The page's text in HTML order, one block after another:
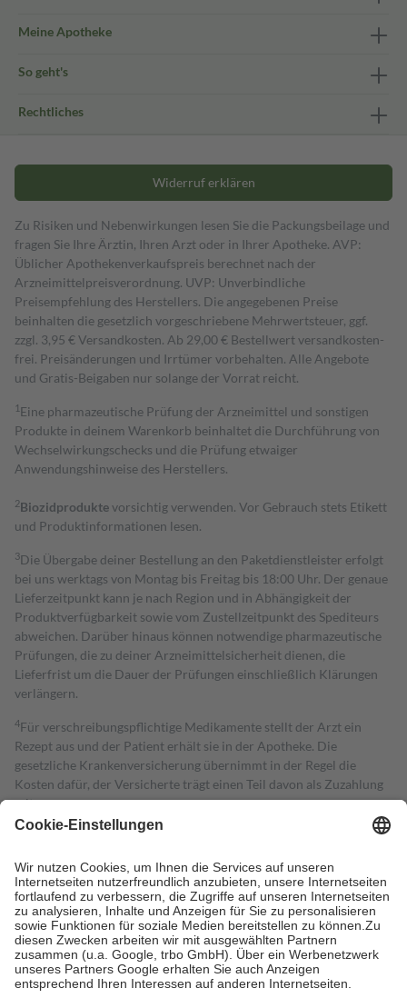
Meine Apotheke
So geht's
Rechtliches
Widerruf erklären
Zu Risiken und Nebenwirkungen lesen Sie die Packungsbeilage und
fragen Sie Ihre Ärztin, Ihren Arzt oder in Ihrer Apotheke. AVP:
Üblicher Apothekenverkaufspreis berechnet nach der
Arzneimittelpreisverordnung. UVP: Unverbindliche
Preisempfehlung des Herstellers. Die angegebenen Preise
beinhalten die gesetzlich vorgeschriebene Mehrwertsteuer, ggf.
zzgl. 3,95 € Versandkosten. Ab 29,00 € Bestell­wert versand­kosten­
frei. Preisänderungen und Irrtümer vorbehalten. Alle Angebote
und Gratis-Beigaben nur solange der Vorrat reicht.
1 Eine pharmazeutische Prüfung der Arzneimittel und sonstigen
Produkte in deinem Warenkorb beinhaltet die Durchführung von
Wechselwirkungschecks und die Prüfung etwaiger
Anwendungshinweise des Herstellers.
2Biozidproduktevorsichtig verwenden. Vor Gebrauch stets Etikett
und Produktinformationen lesen.
3Die Übergabe deiner Bestellung an den Paketdienstleister erfolgt
bei uns werktags von Montag bis Freitag bis 18:00 Uhr. Der genaue
Lieferzeitpunkt kann je nach Region und in Abhängigkeit der
Produktverfügbarkeit sowie vom Zustellzeitpunkt des Spediteurs
abweichen. Darüber hinaus können notwendige pharmazeutische
Prüfungen, die zu deiner Arzneimittelsicherheit dienen, die
Lieferfrist um die Dauer der Prüfungen einschließlich Klärungen
verlängern.
4Für verschreibungspflichtige Medikamente stellt der Arzt ein
Rezept aus und der Patient erhält sie in der Apotheke. Die
gesetzliche Krankenversicherung übernimmt in der Regel die
Kosten dafür, der Versicherte trägt einen Teil davon als Zuzahlung
mit.
Grundsätzlich leisten Mitglieder Zuzahlungen in Höhe von zehn
höchstens zehn Euro.
Es sind jedoch nie mehr als die tatsächlichen
Kosten der Leistung zu entrichten.
Diese Regeln gelten grundsätzlich auch für Online-Apotheken.
Bei Heilmitteln und häuslicher Krankenpflege beträgt die
Zuzahlung zehn Prozent der Kosten sowie zehn Euro je
Verordnung.
Um das Engagement der Versicherten für ihre eigene Gesundheit zu
stärken und die besondere Stellung der Familie zu unterstützen,